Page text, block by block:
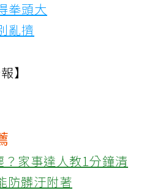
拳頭大
亂擠
】
家事達人教1分鐘清
防髒汙附著